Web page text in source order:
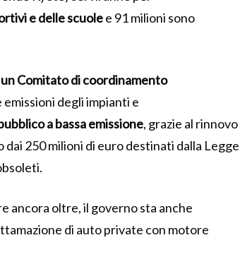
e delle scuolee 91 milioni sono
Comitato di coordinamento
degli impianti e
a bassa emissione, grazie al rinnovo
250 milioni di euro destinati dalla Legge
ancora oltre, il governo sta anche
di auto private con motore